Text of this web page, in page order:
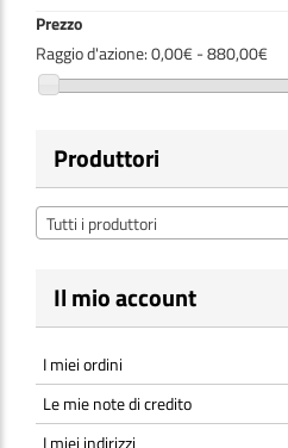
Prezzo
Raggio d'azione:0,00€ - 880,00€
Produttori
Tutti i produttori
Il mio account
I miei ordini
Le mie note di credito
I miei indirizzi